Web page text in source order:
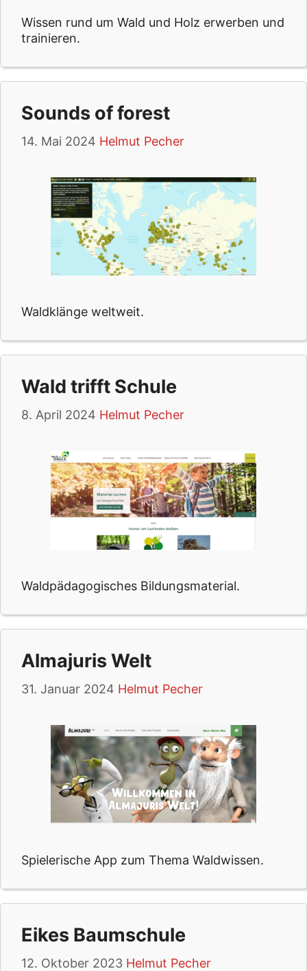
Wissen rund um Wald und Holz erwerben und
trainieren.
Sounds of forest
14. Mai 2024 Helmut Pecher
Waldklänge weltweit.
Wald trifft Schule
8. April 2024 Helmut Pecher
Waldpädagogisches Bildungsmaterial.
Almajuris Welt
31. Januar 2024 Helmut Pecher
Spielerische App zum Thema Waldwissen.
Eikes Baumschule
12. Oktober 2023 Helmut Pecher